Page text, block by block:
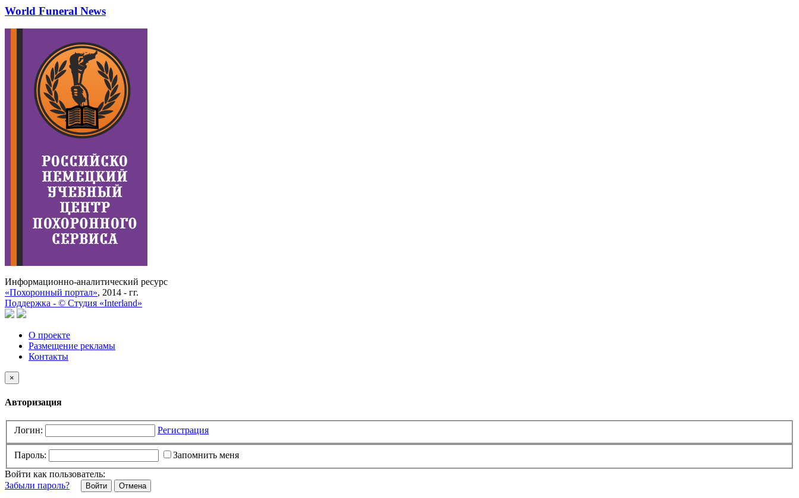
World Funeral News
Информационно-аналитический ресурс
«Похоронный портал», 2014 - гг.
Поддержка - © Cтудия «Interland»
О проекте
Размещение рекламы
Контакты
×
Авторизация
Логин: Регистрация
Пароль:
Запомнить меня
Войти как пользователь:
Забыли пароль?
Отмена